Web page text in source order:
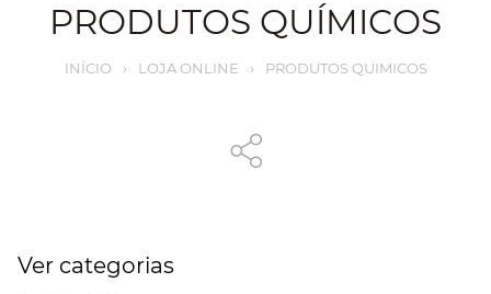
PRODUTOS QUÍMICOS
INÍCIO › LOJA ONLINE › PRODUTOS QUIMICOS
Ver categorias